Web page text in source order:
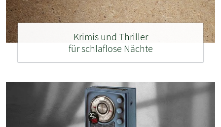
Krimis und Thriller
für schlaflose Nächte